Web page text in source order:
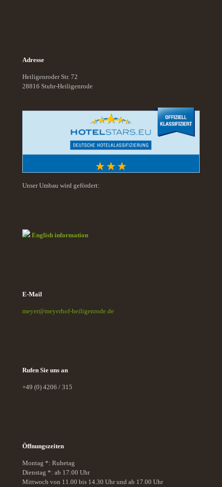
Adresse
Heiligenroder Str. 72
28816 Stuhr-Heiligenrode
Unser Umbau wird gefördert:
English information
E-Mail
meyer@meyerhof-heiligenrode.de
Rufen Sie uns an
+49 (0) 4206 / 315
Öffnungszeiten
Montag *: Ruhetag
Dienstag *: ab 17:00 Uhr
Mittwoch von 11.00 bis 14.30 Uhr und ab 17.00 Uhr